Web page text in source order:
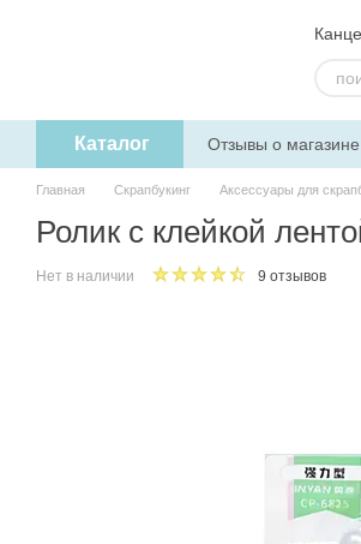
Каталог Отзывы о магазине
Главная Скрапбукинг Аксессуары для
Ролик с клейкой
Нет в наличии 9 отзывов